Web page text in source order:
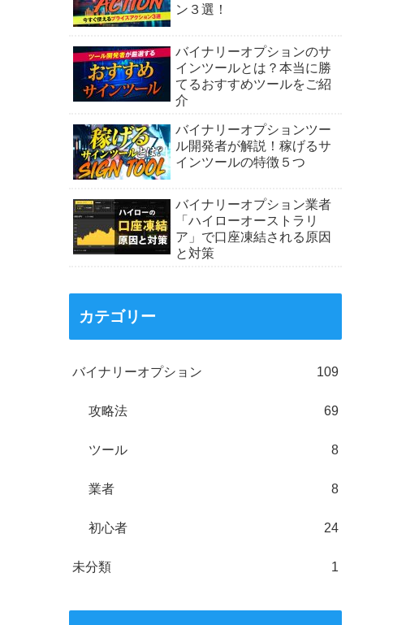
ン３選！
バイナリーオプションのサ
インツールとは？本当に勝
てるおすすめツールをご紹
介
バイナリーオプションツー
ル開発者が解説！稼げるサ
インツールの特徴５つ
バイナリーオプション業者
「ハイローオーストラリ
ア」で口座凍結される原因
と対策
カテゴリー
バイナリーオプション 109
攻略法 69
ツール 8
業者 8
初心者 24
未分類 1